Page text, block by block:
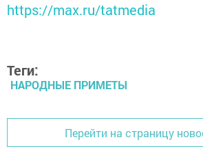
https://max.ru/tatmedia
Теги:
НАРОДНЫЕ ПРИМЕТЫ
Перейти на страницу